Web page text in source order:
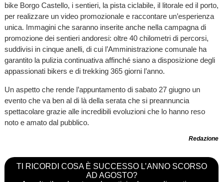
bike Borgo Castello, i sentieri, la pista ciclabile, il litorale ed il porto,
per realizzare un video promozionale e raccontare un’esperienza
unica. Immagini che saranno inserite anche nella campagna di
promozione dei sentieri andoresi: oltre 40 chilometri di percorsi,
suddivisi in cinque anelli, di cui l’Amministrazione comunale ha
garantito la pulizia continuativa affinché siano a disposizione degli
appassionati bikers e di trekking 365 giorni l’anno.
Un aspetto che rende l’appuntamento di sabato 27 giugno un
evento che va ben al di là della serata che si preannuncia
spettacolare grazie alle incredibili evoluzioni che lo hanno reso
noto e amato dal pubblico.
Redazione
TI RICORDI COSA È SUCCESSO L’ANNO SCORSO
AD AGOSTO?